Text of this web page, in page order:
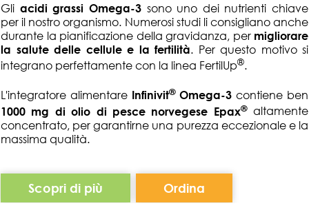
Gli acidi grassi Omega-3sono uno dei nutrienti chiave
per il nostro organismo. Numerosi studi li consigliano anche
durante la pianificazione della gravidanza, per migliorare
la salute delle cellule e la fertilità. Per questo motivo si
integrano perfettamente con la linea FertilUp®.
L'integratore alimentare Infinivit®Omega-3 contiene ben
1000 mg di olio di pesce norvegese Epax®altamente
concentrato, per garantirne una purezza eccezionale e la
massima qualità.
Scopri di più Ordina